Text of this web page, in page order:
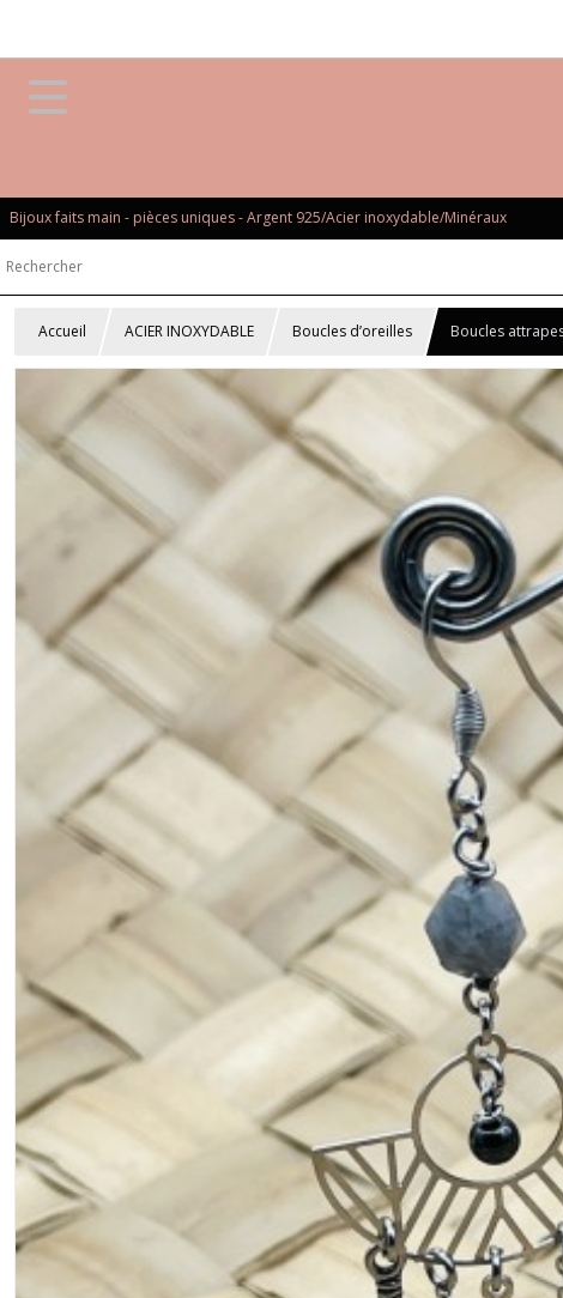
Bijoux faits main - pièces uniques - Argent 925/Acier inoxydable/Minéraux
Accueil ACIER INOXYDABLE Boucles d’oreilles Boucles